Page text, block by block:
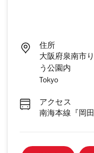
住所
大阪府泉南市
う公園内
Tokyo
アクセス
南海本線『岡